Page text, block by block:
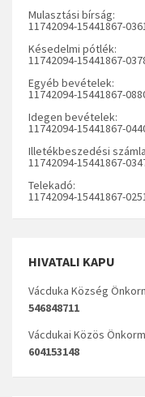
Mulasztási bírság:
11742094-15441867-
Késedelmi pótlék:
11742094-15441867-
Egyéb bevételek:
11742094-15441867-
Idegen bevételek:
11742094-15441867-
Illetékbeszedési
11742094-15441867-
Telekadó:
11742094-15441867-
HIVATALI KAPU
Vácduka Község
546848711
Vácdukai Közös
604153148